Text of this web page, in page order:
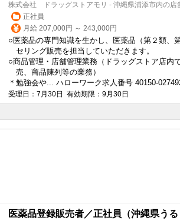
株式会社 ドラッグストアモリ - 沖縄県浦添市内の店
正社員
月給 207,000円 ～ 243,000円
○医薬品の専門知識を生かし、医薬品（第２類、
セリング販売を担当していただきます。
○商品管理・店舗管理業務（ドラッグストア店内
売、商品陳列等の業務）
＊勉強会や... ハローワーク求人番号 40150-
受理日：7月30日 有効期限：9月30日
医薬品登録販売者／正社員（沖縄県う